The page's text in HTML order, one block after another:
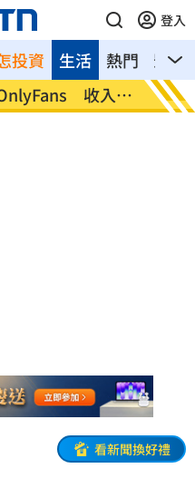
登入
投資 熱門 影音
生活
收入曝
逛逢
看新聞換好禮